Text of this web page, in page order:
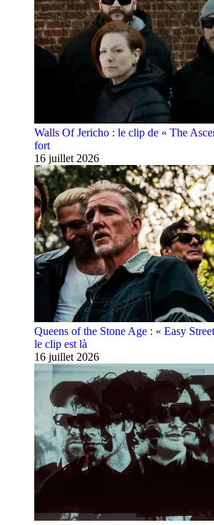
Walls Of Jericho : le clip de « The
fort
16 juillet 2026
Queens of the Stone Age : « Easy
le clip est là
16 juillet 2026